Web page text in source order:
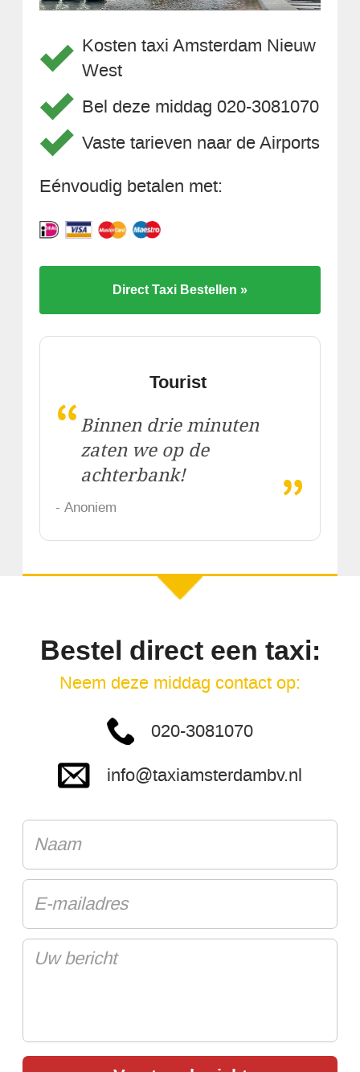
Kosten taxi Amsterdam Nieuw
West
Bel deze middag 020-3081070
Vaste tarieven naar de Airports
Eénvoudig betalen met:
Direct Taxi Bestellen »
Tourist
“ Binnen drie minuten
zaten we op de
achterbank!
„
- Anoniem
Bestel direct een taxi:
Neem deze middag contact op:
020-3081070
info@taxiamsterdambv.nl